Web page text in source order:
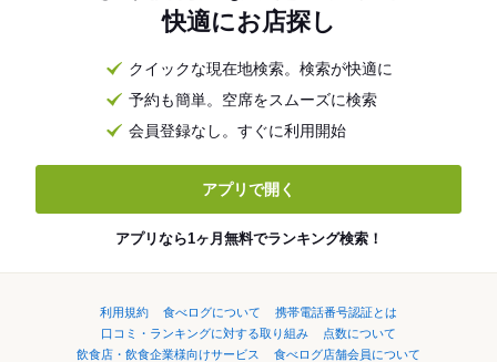
快適にお店探し
クイックな現在地検索。検索が快適に
予約も簡単。空席をスムーズに検索
会員登録なし。すぐに利用開始
アプリで開く
アプリなら1ヶ月無料でランキング検索！
利用規約 食べログについて
携帯電話番号認証とは
口コミ・ランキングに対する取り組み
点数について
飲食店・飲食企業様向けサービス
食べログ店舗会員について